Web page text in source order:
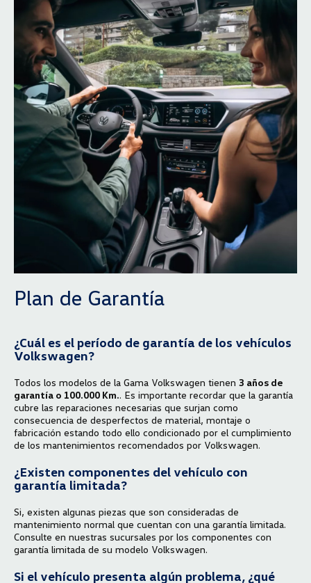
Plan de Garantía
¿Cuál es el período de garantía de los vehículos
Volkswagen?
Todos los modelos de la Gama Volkswagen tienen 3 años de
garantía o 100.000 Km.. Es importante recordar que la garantía
cubre las reparaciones necesarias que surjan como
consecuencia de desperfectos de material, montaje o
fabricación estando todo ello condicionado por el cumplimiento
de los mantenimientos recomendados por Volkswagen.
¿Existen componentes del vehículo con
garantía limitada?
Si, existen algunas piezas que son consideradas de
mantenimiento normal que cuentan con una garantía limitada.
Consulte en nuestras sucursales por los componentes con
garantía limitada de su modelo Volkswagen.
Si el vehículo presenta algún problema, ¿qué